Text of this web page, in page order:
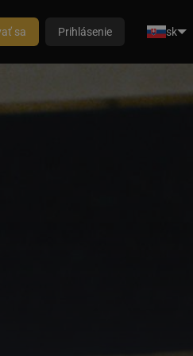
sa Prihlásenie sk